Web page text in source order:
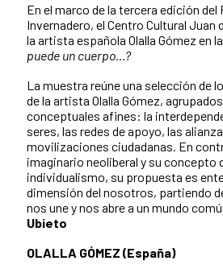
En el marco de la tercera edición del
Invernadero, el Centro Cultural Juan
la artista española Olalla Gómez en
puede un cuerpo...?
La muestra reúne una selección de
de la artista Olalla Gómez,
conceptuales afines: la
seres, las redes de apoyo, las
movilizaciones ciudadanas. En
imaginario neoliberal y su concepto
individualismo, su propuesta es
dimensión del nosotros, partiendo
nos une y nos abre a un mundo
Ubieto
OLALLA GÓMEZ (España)